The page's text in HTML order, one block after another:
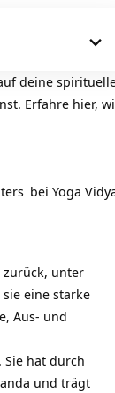
deine
Erfahre hier,
bei Yoga
zurück, unter
eine starke
Aus- und
hat durch
und trägt